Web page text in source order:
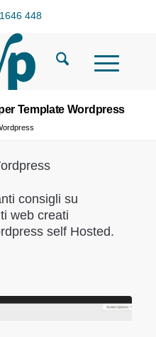
448
Template Wordpress
consigli su
web creati
self Hosted.